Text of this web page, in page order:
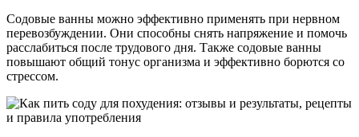
Содовые ванны можно эффективно применять при нервном
перевозбуждении. Они способны снять напряжение и помочь
расслабиться после трудового дня. Также содовые ванны
повышают общий тонус организма и эффективно борются со
стрессом.